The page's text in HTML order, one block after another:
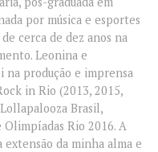
por música e esportes
cerca de dez anos na
Leonina e
na produção e imprensa
in Rio (2013, 2015,
Brasil,
Olimpíadas Rio 2016. A
extensão da minha alma e